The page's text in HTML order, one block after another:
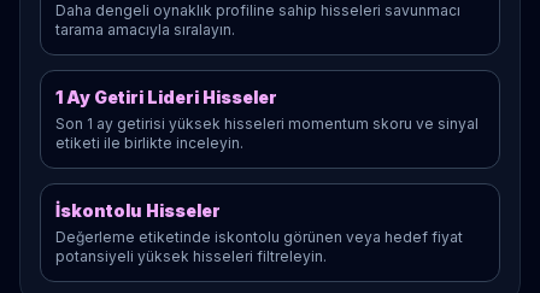
Daha dengeli oynaklık profiline sahip hisseleri savunmacı
tarama amacıyla sıralayın.
1 Ay Getiri Lideri Hisseler
Son 1 ay getirisi yüksek hisseleri momentum skoru ve sinyal
etiketi ile birlikte inceleyin.
İskontolu Hisseler
Değerleme etiketinde iskontolu görünen veya hedef fiyat
potansiyeli yüksek hisseleri filtreleyin.